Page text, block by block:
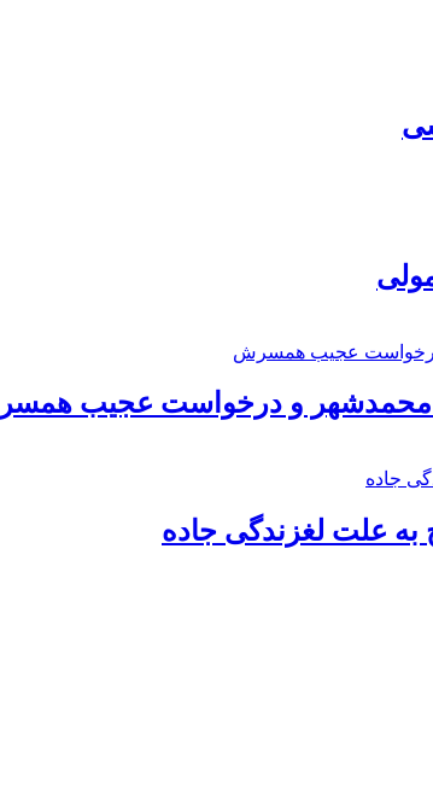
محمدشهر و درخواست عجیب
علت لغزندگی جاده